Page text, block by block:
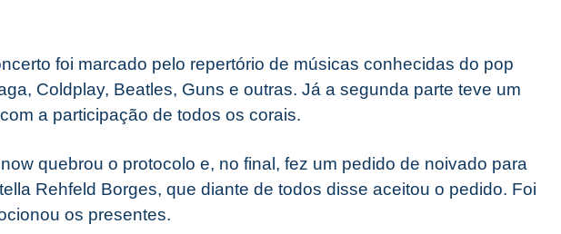
foi marcado pelo repertório de músicas conhecidas do pop
Coldplay, Beatles, Guns e outras. Já a segunda parte teve um
a participação de todos os corais.
quebrou o protocolo e, no final, fez um pedido de noivado para
Rehfeld Borges, que diante de todos disse aceitou o pedido. Foi
os presentes.